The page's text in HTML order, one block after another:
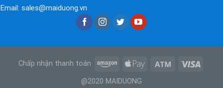
Email: sales@maiduong.vn
Chấp nhận thanh toán
@2020 MAIDUONG